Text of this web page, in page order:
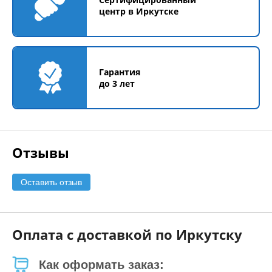
центр в Иркутске
Гарантия
до 3 лет
Отзывы
Оставить отзыв
Оплата с доставкой по Иркутску
Как оформать заказ: